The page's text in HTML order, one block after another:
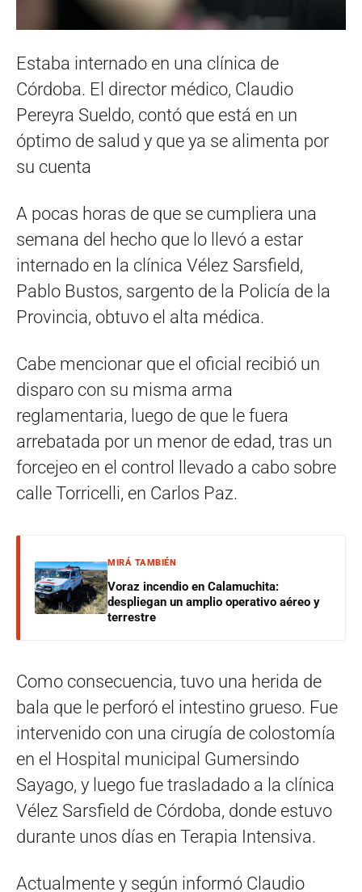
Estaba internado en una clínica de
Córdoba. El director médico, Claudio
Pereyra Sueldo, contó que está en un
óptimo de salud y que ya se alimenta por
su cuenta
A pocas horas de que se cumpliera una
semana del hecho que lo llevó a estar
internado en la clínica Vélez Sarsfield,
Pablo Bustos, sargento de la Policía de la
Provincia, obtuvo el alta médica.
Cabe mencionar que el oficial recibió un
disparo con su misma arma
reglamentaria, luego de que le fuera
arrebatada por un menor de edad, tras un
forcejeo en el control llevado a cabo sobre
calle Torricelli, en Carlos Paz.
MIRÁ TAMBIÉN
Voraz incendio en Calamuchita:
despliegan un amplio operativo aéreo y
terrestre
Como consecuencia, tuvo una herida de
bala que le perforó el intestino grueso. Fue
intervenido con una cirugía de colostomía
en el Hospital municipal Gumersindo
Sayago, y luego fue trasladado a la clínica
Vélez Sarsfield de Córdoba, donde estuvo
durante unos días en Terapia Intensiva.
Actualmente y según informó Claudio